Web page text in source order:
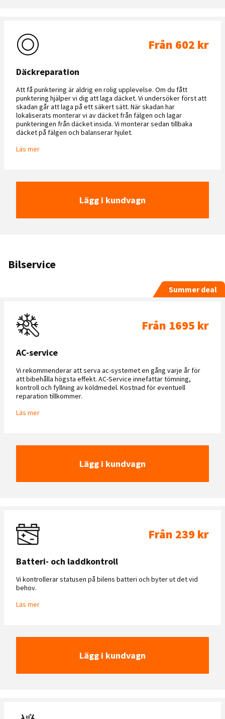
Däckreparation
Från 602 kr
Att få punktering är aldrig en rolig upplevelse. Om du fått
punktering hjälper vi dig att laga däcket. Vi undersöker först att
skadan går att laga på ett säkert sätt. När skadan har
lokaliserats monterar vi av däcket från fälgen och lagar
punkteringen från däcket insida. Vi monterar sedan tillbaka
däcket på fälgen och balanserar hjulet.
Läs mer
Lägg i kundvagn
Bilservice
Summer deal
AC-service
Från 1695 kr
Vi rekommenderar att serva ac-systemet en gång varje år för
att bibehålla högsta effekt. AC-Service innefattar tömning,
kontroll och fyllning av köldmedel. Kostnad för eventuell
reparation tillkommer.
Läs mer
Lägg i kundvagn
Batteri- och laddkontroll
Från 239 kr
Vi kontrollerar statusen på bilens batteri och byter ut det vid
behov.
Läs mer
Lägg i kundvagn